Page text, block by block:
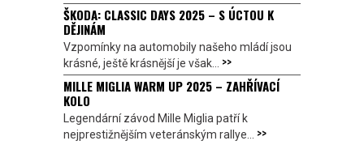
ŠKODA: CLASSIC DAYS 2025 – S ÚCTOU K
DĚJINÁM
Vzpomínky na automobily našeho mládí jsou
krásné, ještě krásnější je však... >>
MILLE MIGLIA WARM UP 2025 – ZAHŘÍVACÍ
KOLO
Legendární závod Mille Miglia patří k
nejprestižnějším veteránským rallye... >>